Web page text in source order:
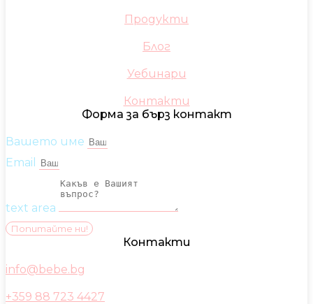
Продукти
Блог
Уебинари
Контакти
Форма за бърз контакт
Вашето име
Email
text area
Попитайте ни!
Контакти
info@bebe.bg
+359 88 723 4427